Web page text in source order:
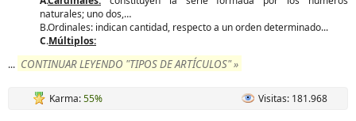
naturales; uno dos,…
B.Ordinales: indican cantidad, respecto a un orden determinado...
C.Múltiplos:
... CONTINUAR LEYENDO "TIPOS DE ARTÍCULOS" »
Karma:55% Visitas: 181.968